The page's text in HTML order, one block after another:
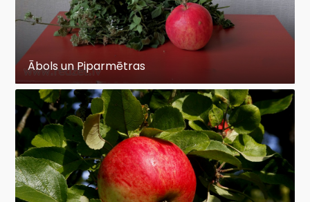
Ābols un Piparmētras